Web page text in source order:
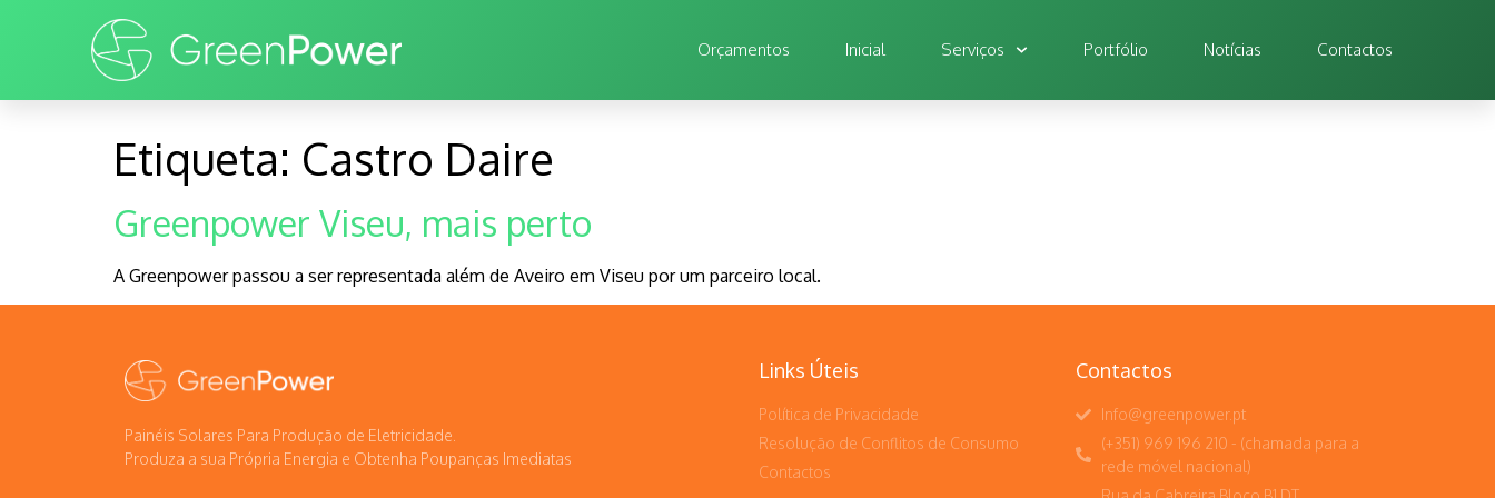
Orçamentos Inicial Serviços Portfólio Notícias Contactos
Etiqueta: Castro Daire
Greenpower Viseu, mais perto
A Greenpower passou a ser representada além de Aveiro em Viseu por um parceiro local.
Painéis Solares Para Produção de Eletricidade.
Produza a sua Própria Energia e Obtenha Poupanças Imediatas
Links Úteis
Política de Privacidade
Resolução de Conflitos de Consumo
Contactos
Contactos
Info@greenpower.pt
(+351) 969 196 210 - (chamada para a
rede móvel nacional)